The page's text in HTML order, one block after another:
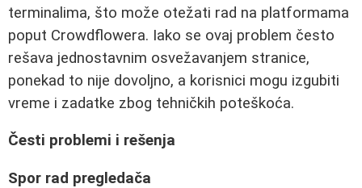
terminalima, što može otežati rad na platformama
poput Crowdflowera. Iako se ovaj problem često
rešava jednostavnim osvežavanjem stranice,
ponekad to nije dovoljno, a korisnici mogu izgubiti
vreme i zadatke zbog tehničkih poteškoća.
Česti problemi i rešenja
Spor rad pregledača